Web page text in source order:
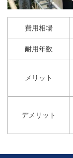
費用相場
耐用年数
メリット
デメリット